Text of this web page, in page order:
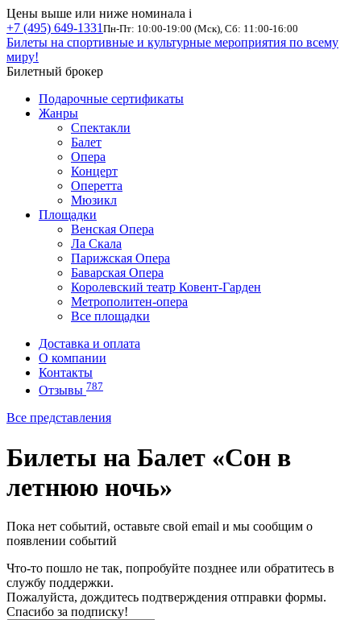
Цены выше или ниже номинала i
+7 (495) 649-1331 Пн-Пт: 10:00-19:00 (Мск), Сб: 11:00-16:00
Билеты на спортивные и культурные мероприятия по всему
миру!
Билетный брокер
Подарочные сертификаты
Жанры
Спектакли
Балет
Опера
Концерт
Оперетта
Мюзикл
Площадки
Венская Опера
Ла Скала
Парижская Опера
Баварская Опера
Королевский театр Ковент-Гарден
Метрополитен-опера
Все площадки
Доставка и оплата
О компании
Контакты
Отзывы 787
Все представления
Билеты на Балет «Сон в
летнюю ночь»
Пока нет событий, оставьте свой email и мы сообщим о
появлении событий
Что-то пошло не так, попробуйте позднее или обратитесь в
службу поддержки.
Пожалуйста, дождитесь подтверждения отправки формы.
Спасибо за подписку!